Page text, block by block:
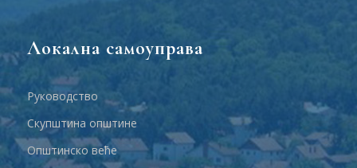
Локална самоуправа
Руководство
Скупштина општине
Општинско веће